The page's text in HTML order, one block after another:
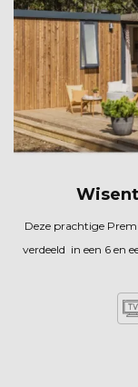
Deze prachtige
verdeeld in een 6 en